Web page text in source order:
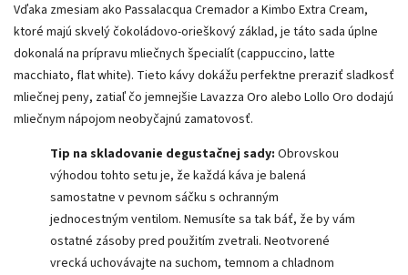
Vďaka zmesiam ako Passalacqua Cremador a Kimbo Extra Cream,
ktoré majú skvelý čokoládovo-orieškový základ, je táto sada úplne
dokonalá na prípravu mliečnych špecialít (cappuccino, latte
macchiato, flat white). Tieto kávy dokážu perfektne preraziť sladkosť
mliečnej peny, zatiaľ čo jemnejšie Lavazza Oro alebo Lollo Oro dodajú
mliečnym nápojom neobyčajnú zamatovosť.
Tip na skladovanie degustačnej sady: Obrovskou
výhodou tohto setu je, že každá káva je balená
samostatne v pevnom sáčku s ochranným
jednocestným ventilom. Nemusíte sa tak báť, že by vám
ostatné zásoby pred použitím zvetrali. Neotvorené
vrecká uchovávajte na suchom, temnom a chladnom